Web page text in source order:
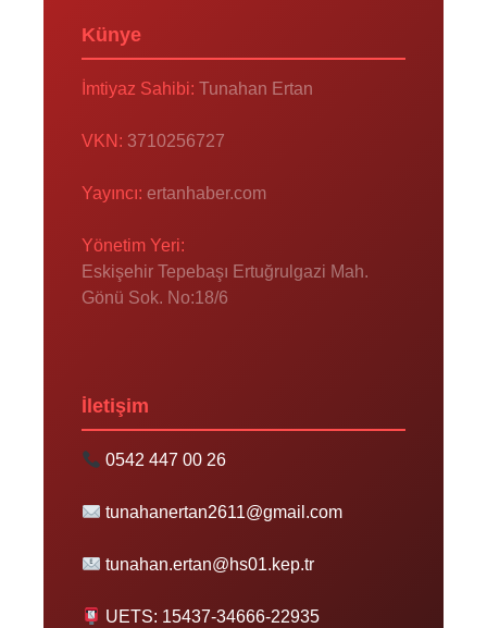
Künye
İmtiyaz Sahibi: Tunahan Ertan
VKN: 3710256727
Yayıncı: ertanhaber.com
Yönetim Yeri:
Eskişehir Tepebaşı Ertuğrulgazi Mah.
Gönü Sok. No:18/6
İletişim
0542 447 00 26
tunahanertan2611@gmail.com
tunahan.ertan@hs01.kep.tr
UETS: 15437-34666-22935